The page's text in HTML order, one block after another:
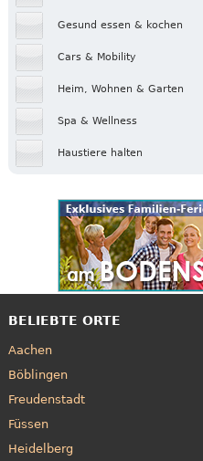
Gesund essen & kochen
Cars & Mobility
Heim, Wohnen & Garten
Spa & Wellness
Haustiere halten
BELIEBTE ORTE
Aachen
Böblingen
Freudenstadt
Füssen
Heidelberg